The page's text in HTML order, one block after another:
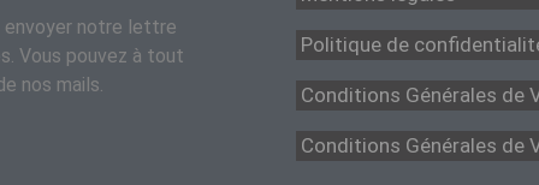
envoyer notre lettre
Vous pouvez à tout
nos mails.
Politique de
Conditions Générales de
Conditions Générales de